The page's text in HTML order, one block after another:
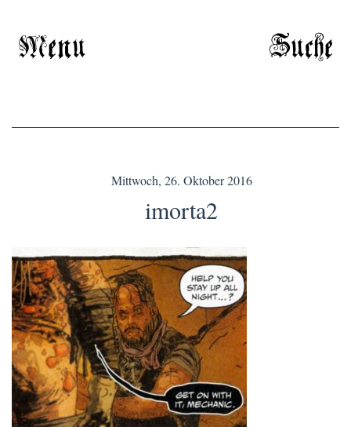
Menu Suche
Mittwoch, 26. Oktober 2016
imorta2